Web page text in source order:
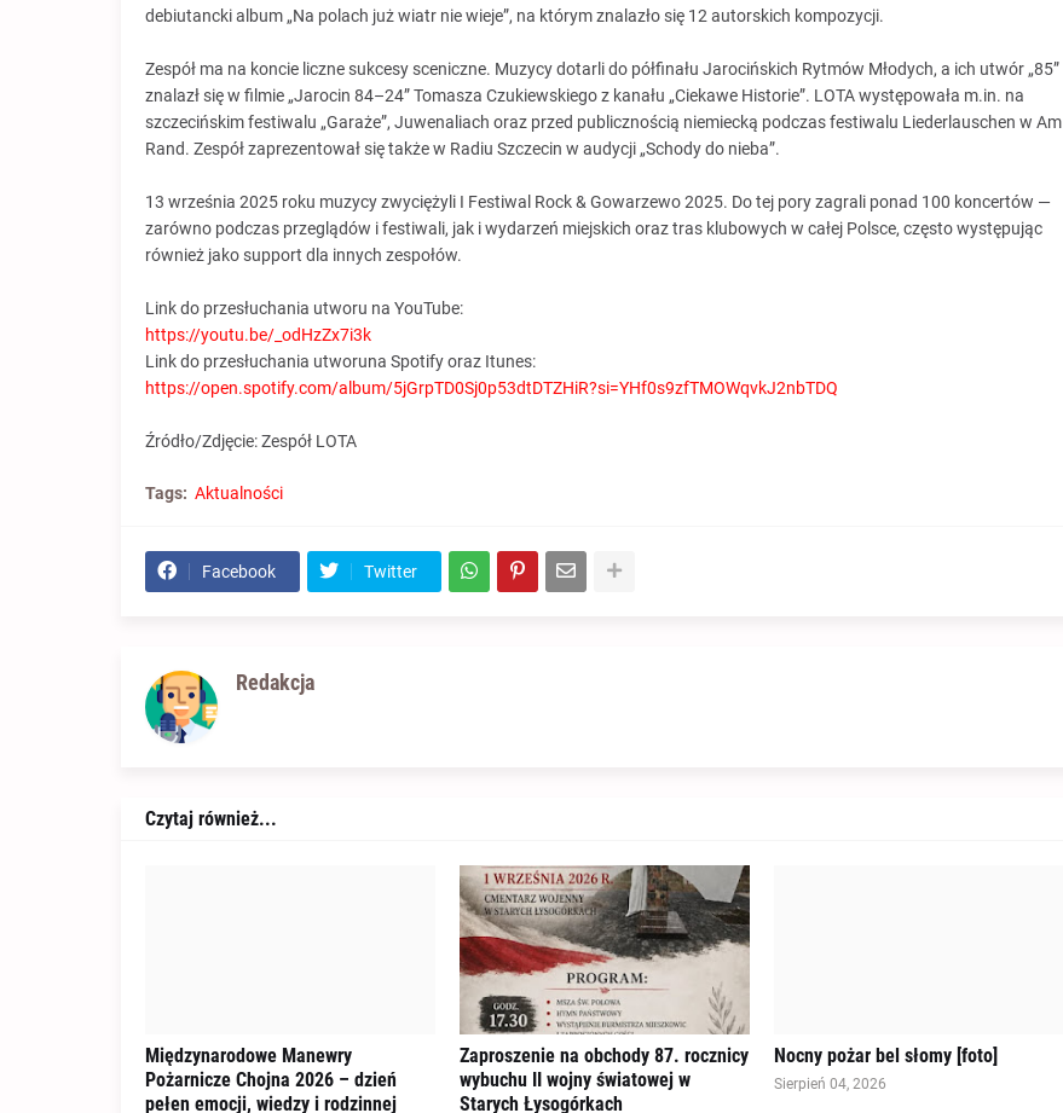
debiutancki album „Na polach już wiatr nie wieje”, na którym znalazło się 12 autorskich kompozycji.
Zespół ma na koncie liczne sukcesy sceniczne. Muzycy dotarli do półfinału Jarocińskich Rytmów Młodych, a ich utwór „85”
znalazł się w filmie „Jarocin 84–24” Tomasza Czukiewskiego z kanału „Ciekawe Historie”. LOTA występowała m.in. na
szczecińskim festiwalu „Garaże”, Juwenaliach oraz przed publicznością niemiecką podczas festiwalu Liederlauschen w Am
Rand. Zespół zaprezentował się także w Radiu Szczecin w audycji „Schody do nieba”.
13 września 2025 roku muzycy zwyciężyli I Festiwal Rock & Gowarzewo 2025. Do tej pory zagrali ponad 100 koncertów —
zarówno podczas przeglądów i festiwali, jak i wydarzeń miejskich oraz tras klubowych w całej Polsce, często występując
również jako support dla innych zespołów.
Link do przesłuchania utworu na YouTube:
https://youtu.be/_odHzZx7i3k
Link do przesłuchania utworuna Spotify oraz Itunes:
https://open.spotify.com/album/5jGrpTD0Sj0p53dtDTZHiR?si=YHf0s9zfTMOWqvkJ2nbTDQ
Źródło/Zdjęcie: Zespół LOTA
Tags: Aktualności
Facebook Twitter
Redakcja
Czytaj również...
Międzynarodowe Manewry
Pożarnicze Chojna 2026 – dzień
pełen emocji, wiedzy i rodzinnej
Zaproszenie na obchody 87. rocznicy
wybuchu II wojny światowej w
Starych Łysogórkach
Nocny pożar bel słomy [foto]
Sierpień 04, 2026